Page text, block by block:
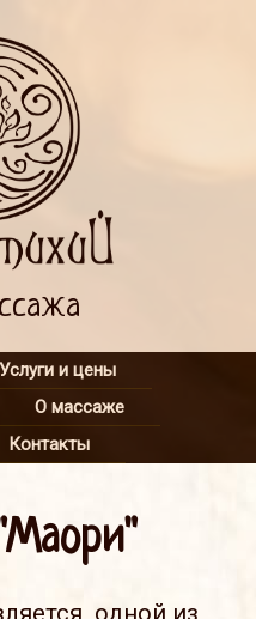
Услуги и цены
О массаже
Контакты
одной из